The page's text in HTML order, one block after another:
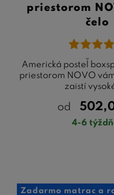
priestorom
čelo
Americká posteľ
priestorom NOVO
zaistí
od
4-6
Zadarmo matrac a